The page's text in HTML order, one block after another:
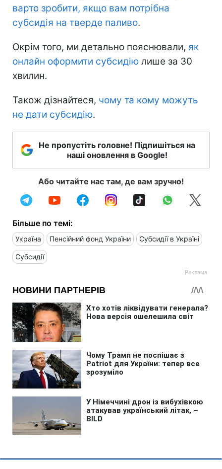
варто зробити, якщо вам потрібна
субсидія на тверде паливо.
Окрім того, ми детально пояснювали, як
онлайн оформити субсидію лише за 30
хвилин.
Також дізнайтеся, чому та кому можуть
не дати субсидію.
Не пропустіть головне! Підпишіться на
наші оновлення в Google!
Або читайте нас там, де вам зручно!
Більше по темі:
Україна Пенсійний фонд України Субсидії в Україні
Субсидії